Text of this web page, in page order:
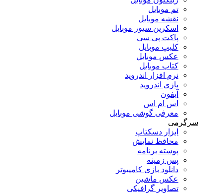
تم موبایل
نقشه موبایل
اسکرین سیور موبایل
پاکت پی سی
کلیپ موبایل
عکس موبایل
کتاب موبایل
نرم افزار اندروید
بازی اندروید
آیفون
اس ام اس
معرفی گوشی موبایل
سرگرمی
ابزار دسکتاپ
محافظ نمایش
پوسته برنامه
پس زمینه
دانلود بازی کامپیوتر
عکس ماشین
تصاویر گرافیکی